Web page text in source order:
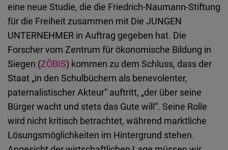
eine neue Studie, die die Friedrich-Naumann-Stiftung
für die Freiheit zusammen mit Die JUNGEN
UNTERNEHMER in Auftrag gegeben hat. Die
Forscher vom Zentrum für ökonomische Bildung in
Siegen (ZÖBIS) kommen zu dem Schluss, dass der
Staat „in den Schulbüchern als benevolenter,
paternalistischer Akteur“ auftritt, „der über seine
Bürger wacht und stets das Gute will“. Seine Rolle
wird nicht kritisch betrachtet, während marktliche
Lösungsmöglichkeiten im Hintergrund stehen.